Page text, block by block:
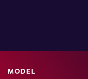
MODEL